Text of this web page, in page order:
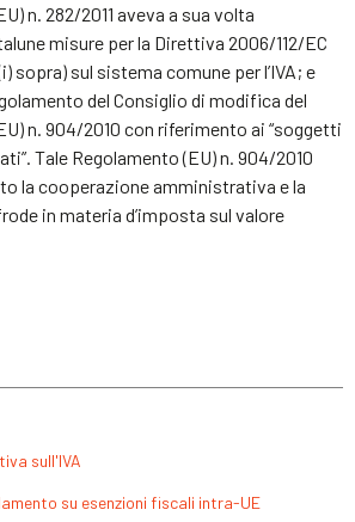
n. 282/2011 aveva a sua volta
misure per la Direttiva 2006/112/EC
sopra) sul sistema comune per l’IVA; e
del Consiglio di modifica del
n. 904/2010 con riferimento ai “soggetti
Tale Regolamento (EU) n. 904/2010
la cooperazione amministrativa e la
in materia d’imposta sul valore
sull'IVA
su esenzioni fiscali intra-UE